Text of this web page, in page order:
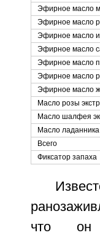
Эфирное масло
Эфирное масло
Эфирное масло
Эфирное масло
Эфирное масло
Эфирное масло
Эфирное масло
Масло розы
Масло шалфея
Масло
Всего
Фиксатор запаха
что он